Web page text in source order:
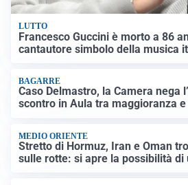
LUTTO
Francesco Guccini è morto a 86
cantautore simbolo della musica
BAGARRE
Caso Delmastro, la Camera nega
scontro in Aula tra maggioranza
MEDIO ORIENTE
Stretto di Hormuz, Iran e Oman
sulle rotte: si apre la possibilità di